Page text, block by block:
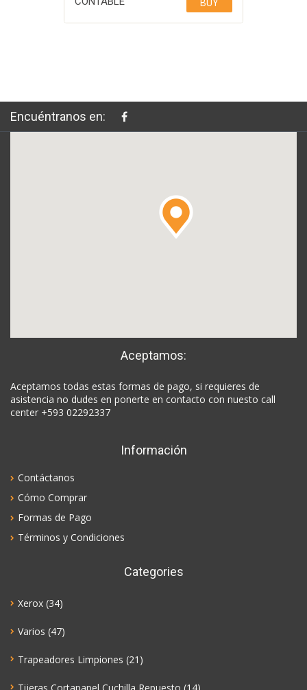
BUY
Encuéntranos en:
Aceptamos:
Aceptamos todas estas formas de pago, si requieres de
asistencia no dudes en ponerte en contacto con nuesto call
center +593 02292337
Información
Contáctanos
Cómo Comprar
Formas de Pago
Términos y Condiciones
Categories
Xerox (34)
Varios (47)
Trapeadores Limpiones (21)
Tijeras Cortapapel Cuchilla Repuesto (14)